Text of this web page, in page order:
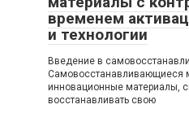
временем
и технологии
Введение в
Самовосстанавливающиеся
инновационные материалы,
восстанавливать свою